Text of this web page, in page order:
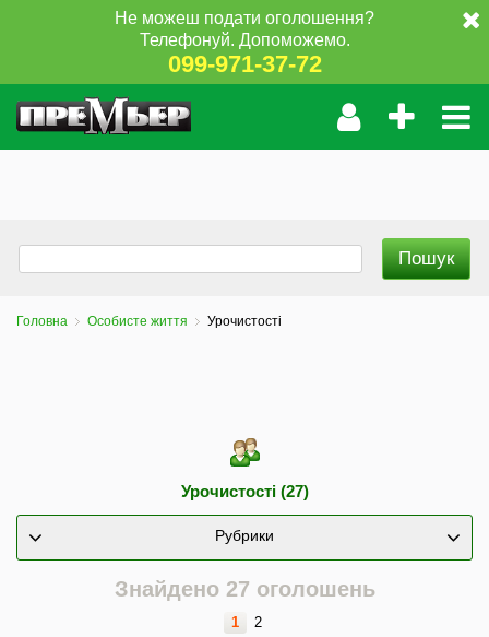
Не можеш подати оголошення?
Телефонуй. Допоможемо.
099-971-37-72
Головна Особисте життя Урочистості
Урочистості (27)
Рубрики
Знайдено 27 оголошень
1 2